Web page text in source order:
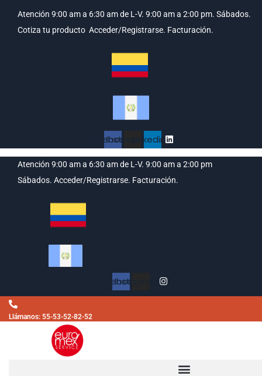
Atención 9:00 am a 6:30 am de L-V. 9:00 am a 2:00 pm. Sábados.
Cotiza tu producto Acceder/Registrarse. Facturación.
Facebook
InstagramLinkedin
Atención 9:00 am a 6:30 am de L-V. 9:00 am a 2:00 pm
Sábados. Acceder/Registrarse. Facturación.
Facebook
Instagram
Llámanos: 55-53-52-82-52